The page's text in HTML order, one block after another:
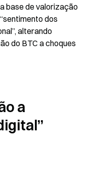
base de valorização
dos
alterando
do BTC a choques
a